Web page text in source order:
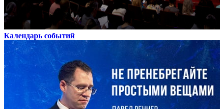
Календарь событий